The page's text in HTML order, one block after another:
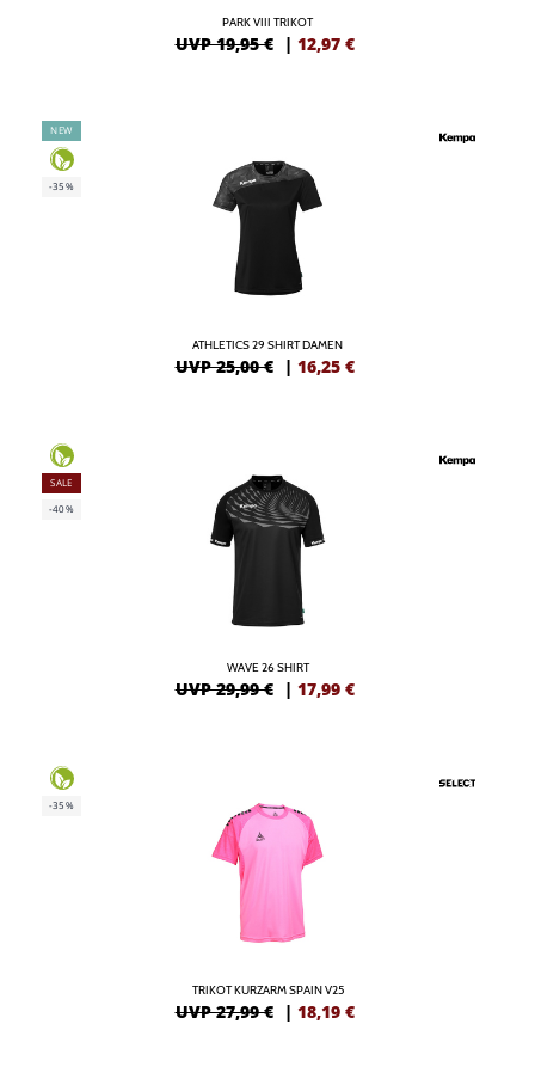
PARK VIII TRIKOT
UVP 19,95 € | 12,97 €
NEW
-35%
ATHLETICS 29 SHIRT DAMEN
UVP 25,00 € | 16,25 €
SALE
-40%
WAVE 26 SHIRT
UVP 29,99 € | 17,99 €
-35%
TRIKOT KURZARM SPAIN V25
UVP 27,99 € | 18,19 €